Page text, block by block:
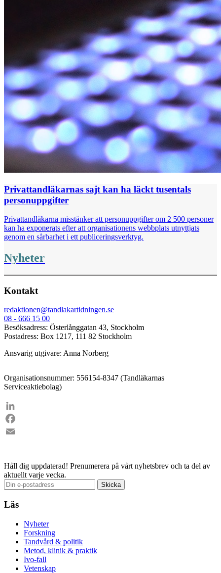
Privattandläkarnas sajt kan ha läckt tusentals
personuppgifter
Privattandläkarna misstänker att personuppgifter om 2 500 personer
kan ha exponerats efter att organisationens webbplats utnyttjats
genom en sårbarhet i ett publiceringsverktyg.
Nyheter
Kontakt
redaktionen@tandlakartidningen.se
08 - 666 15 00
Besöksadress: Österlånggatan 43, Stockholm
Postadress: Box 1217, 111 82 Stockholm
Ansvarig utgivare: Anna Norberg
Organisationsnummer: 556154-8347 (Tandläkarnas
Serviceaktiebolag)
LinkedIn
Facebook
Håll dig uppdaterad! Prenumerera på vårt nyhetsbrev och ta del av
aktuellt varje vecka.
Läs
Nyheter
Forskning
Tandvård & politik
Metod, klinik & praktik
Ivo-fall
Vetenskap